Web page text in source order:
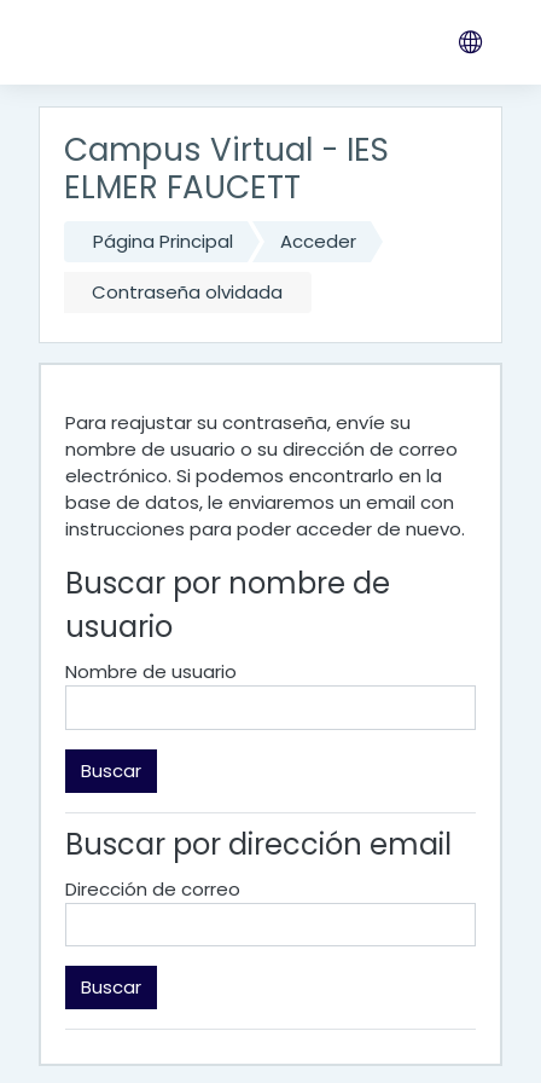
Campus Virtual - IES
ELMER FAUCETT
Página Principal
Acceder
Contraseña olvidada
Para reajustar su contraseña, envíe su
nombre de usuario o su dirección de correo
electrónico. Si podemos encontrarlo en la
base de datos, le enviaremos un email con
instrucciones para poder acceder de nuevo.
Buscar por nombre de
usuario
Nombre de usuario
Buscar por dirección email
Dirección de correo